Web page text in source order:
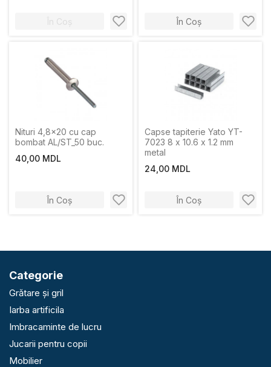
În Coș În Coș
Nituri 4,8x20 cu cap
bombat AL/ST_50 buc.
40,00 MDL
În Coș
Capse tapiterie Yato YT-
7023 8 x 10.6 x 1.2 mm
metal
24,00 MDL
În Coș
Categorie
Grătare și gril
Iarba artificila
Imbracaminte de lucru
Jucarii pentru copii
Mobilier